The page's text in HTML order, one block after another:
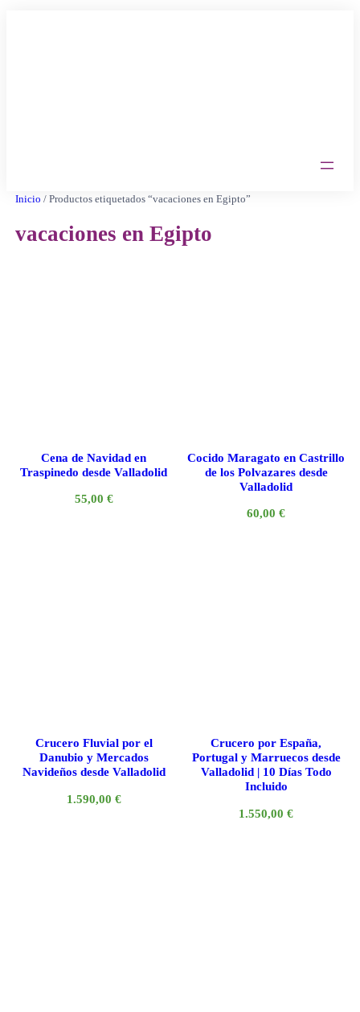
Inicio / Productos etiquetados “vacaciones en Egipto”
vacaciones en Egipto
Cena de Navidad en
Traspinedo desde Valladolid
55,00 €
Cocido Maragato en Castrillo
de los Polvazares desde
Valladolid
60,00€
Crucero Fluvial por el
Danubio y Mercados
Navideños desde Valladolid
1.590,00 €
Crucero por España,
Portugal y Marruecos desde
Valladolid | 10 Días Todo
Incluido
1.550,00€